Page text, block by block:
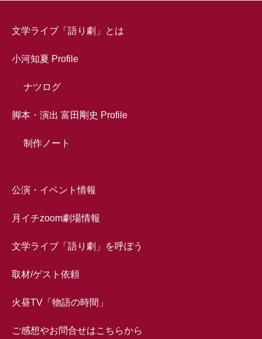
文学ライブ「語り劇」とは
小河知夏 Profile
ナツログ
脚本・演出 富田剛史 Profile
制作ノート
公演・イベント情報
月イチzoom劇場情報
文学ライブ「語り劇」を呼ぼう
取材/ゲスト依頼
火昼TV「物語の時間」
ご感想やお問合せはこちらから